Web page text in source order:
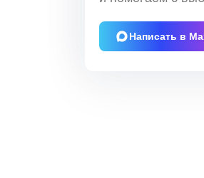
Написать в